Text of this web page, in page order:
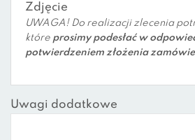
Zdjęcie
UWAGA! Do realizacji zlecenia
które prosimy podesłać w
potwierdzeniem złożenia
Uwagi dodatkowe